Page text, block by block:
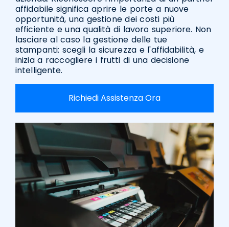
affidabile significa aprire le porte a nuove
opportunità, una gestione dei costi più
efficiente e una qualità di lavoro superiore. Non
lasciare al caso la gestione delle tue
stampanti: scegli la sicurezza e l'affidabilità, e
inizia a raccogliere i frutti di una decisione
intelligente.
Richiedi Assistenza Ora